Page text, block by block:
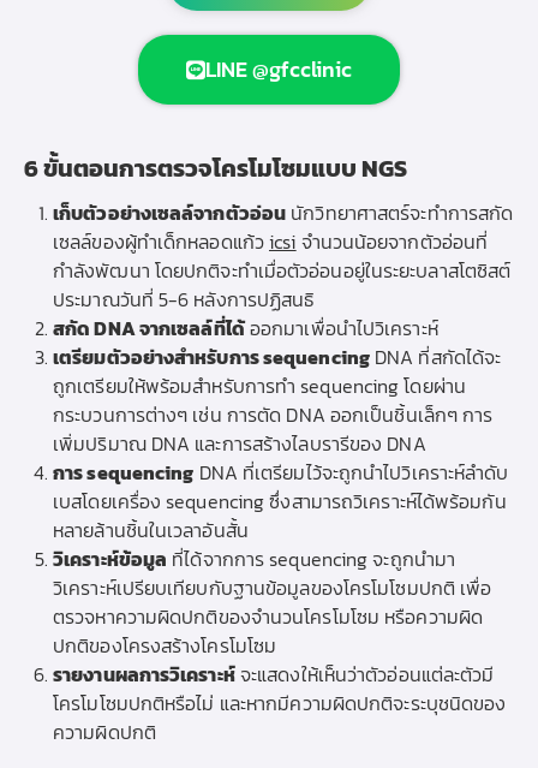
LINE @gfcclinic
6 ขั้นตอนการตรวจโครโมโซมแบบ NGS
เก็บตัวอย่างเซลล์จากตัวอ่อน นักวิทยาศาสตร์จะทำการสกัด
เซลล์ของผู้ทำเด็กหลอดแก้วicsi จำนวนน้อยจากตัวอ่อนที่
กำลังพัฒนา โดยปกติจะทำเมื่อตัวอ่อนอยู่ในระยะบลาสโตซิสต์
ประมาณวันที่ 5-6 หลังการปฏิสนธิ
สกัด DNA จากเซลล์ที่ได้ออกมาเพื่อนำไปวิเคราะห์
เตรียมตัวอย่างสำหรับการ sequencingDNA ที่สกัดได้จะ
ถูกเตรียมให้พร้อมสำหรับการทำ sequencing โดยผ่าน
กระบวนการต่างๆ เช่น การตัด DNA ออกเป็นชิ้นเล็กๆ การ
เพิ่มปริมาณ DNA และการสร้างไลบรารีของ DNA
การ sequencing DNA ที่เตรียมไว้จะถูกนำไปวิเคราะห์ลำดับ
เบสโดยเครื่อง sequencing ซึ่งสามารถวิเคราะห์ได้พร้อมกัน
หลายล้านชิ้นในเวลาอันสั้น
วิเคราะห์ข้อมูล ที่ได้จากการ sequencing จะถูกนำมา
วิเคราะห์เปรียบเทียบกับฐานข้อมูลของโครโมโซมปกติ เพื่อ
ตรวจหาความผิดปกติของจำนวนโครโมโซม หรือความผิด
ปกติของโครงสร้างโครโมโซม
รายงานผลการวิเคราะห์จะแสดงให้เห็นว่าตัวอ่อนแต่ละตัวมี
โครโมโซมปกติหรือไม่ และหากมีความผิดปกติจะระบุชนิดของ
ความผิดปกติ